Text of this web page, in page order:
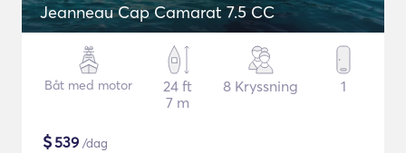
Jeanneau Cap Camarat 7.5 CC
Båt med motor
24 ft
7 m
8 Kryssning 1
$539 /dag